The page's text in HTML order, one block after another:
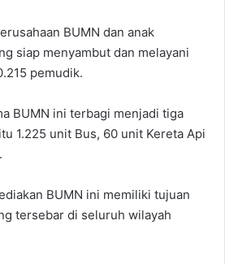
BUMN dan anak
siap menyambut dan melayani
pemudik.
BUMN ini terbagi menjadi tiga
1.225 unit Bus, 60 unit Kereta Api
BUMN ini memiliki tujuan
tersebar di seluruh wilayah